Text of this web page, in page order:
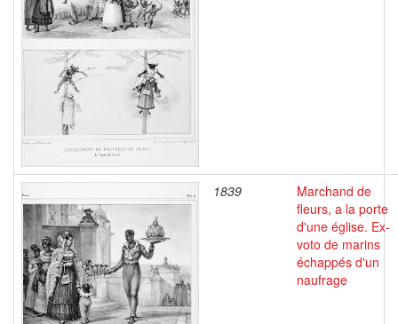
1839
Marchand de
fleurs, a la porte
d'une église. Ex-
voto de marins
échappés d'un
naufrage